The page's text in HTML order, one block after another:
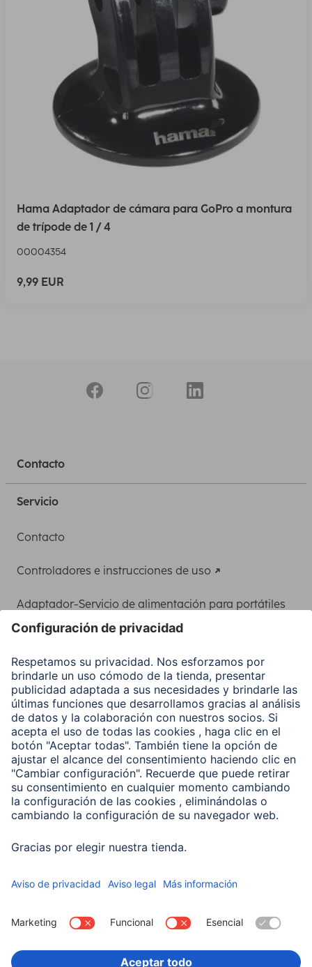
Hama Adaptador de cámara para GoPro a montura
de trípode de 1 / 4
00004354
9,99 EUR
Contacto
Servicio
Contacto
Controladores e instrucciones de uso
Adaptador-Servicio de alimentación para portátiles
Clientes online
Conviértete en distribuidor
Compañía
Historia de la empresa
Hama en todo el Mundo
Sostenibilidad
Business-Portal